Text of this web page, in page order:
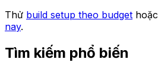
Thử build setup theo budget hoặc
nay.
Tìm kiếm phổ biến